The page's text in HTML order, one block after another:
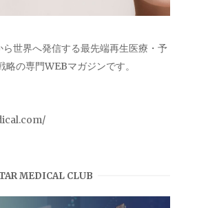
世界へ発信する最先端再生医療・予
略の専門WEBマガジンです。
MEDICAL CLUB